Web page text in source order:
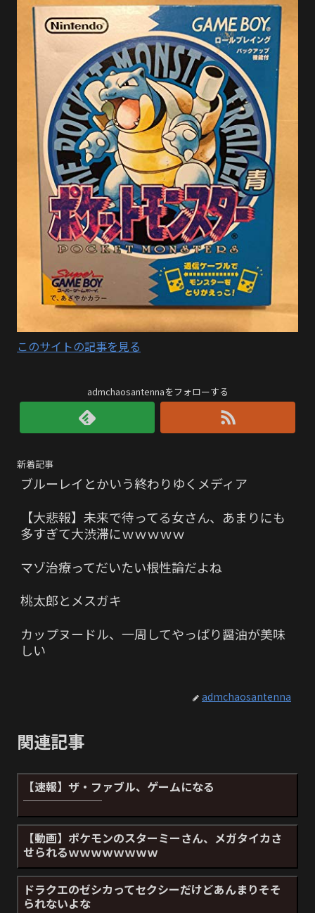
このサイトの記事を見る
admchaosantennaをフォローする
新着記事
ブルーレイとかいう終わりゆくメディア
【大悲報】未来で待ってる女さん、あまりにも
多すぎて大渋滞にｗｗｗｗｗ
マゾ治療ってだいたい根性論だよね
桃太郎とメスガキ
カップヌードル、一周してやっぱり醤油が美味
しい
admchaosantenna
関連記事
【速報】ザ・ファブル、ゲームになる
───────
【動画】ポケモンのスターミーさん、メガタイカさ
せられるｗｗｗｗｗｗｗｗ
ドラクエのゼシカってセクシーだけどあんまりそそ
られないよな